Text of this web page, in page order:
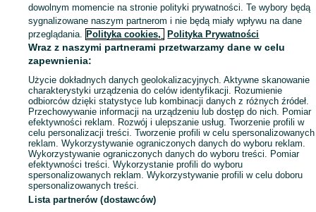
dowolnym momencie na stronie polityki prywatności. Te wybory będą
sygnalizowane naszym partnerom i nie będą miały wpływu na dane
przeglądania. Polityka cookies, Polityka Prywatności
Wraz z naszymi partnerami przetwarzamy dane w celu
zapewnienia:
Użycie dokładnych danych geolokalizacyjnych. Aktywne skanowanie
charakterystyki urządzenia do celów identyfikacji. Rozumienie
odbiorców dzięki statystyce lub kombinacji danych z różnych źródeł.
Przechowywanie informacji na urządzeniu lub dostęp do nich. Pomiar
efektywności reklam. Rozwój i ulepszanie usług. Tworzenie profili w
celu personalizacji treści. Tworzenie profili w celu spersonalizowanych
reklam. Wykorzystywanie ograniczonych danych do wyboru reklam.
Wykorzystywanie ograniczonych danych do wyboru treści. Pomiar
efektywności treści. Wykorzystanie profili do wyboru
spersonalizowanych reklam. Wykorzystywanie profili w celu doboru
spersonalizowanych treści.
Lista partnerów (dostawców)